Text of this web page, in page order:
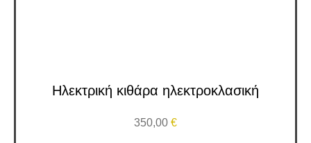
Ηλεκτρική κιθάρα ηλεκτροκλασική
350,00 €